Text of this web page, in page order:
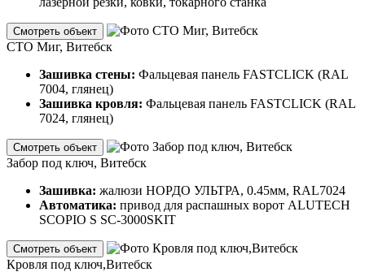
Смотреть объект
СТО Миг, Витебск
Зашивка стены: Фальцевая панель FASTCLICK (RAL
7004, глянец)
Зашивка кровля: Фальцевая панель FASTCLICK (RAL
7024, глянец)
Смотреть объект
Забор под ключ, Витебск
Зашивка: жалюзи НОРДО УЛЬТРА, 0.45мм, RAL7024
Автоматика: привод для распашных ворот ALUTECH
SCOPIO S SC-3000SKIT
Смотреть объект
Кровля под ключ,Витебск